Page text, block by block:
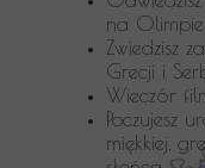
na Olimpie
Zwiedzisz
Grecji i
Wieczór
Poczujesz
miękkiej,